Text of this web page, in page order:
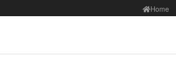
Home